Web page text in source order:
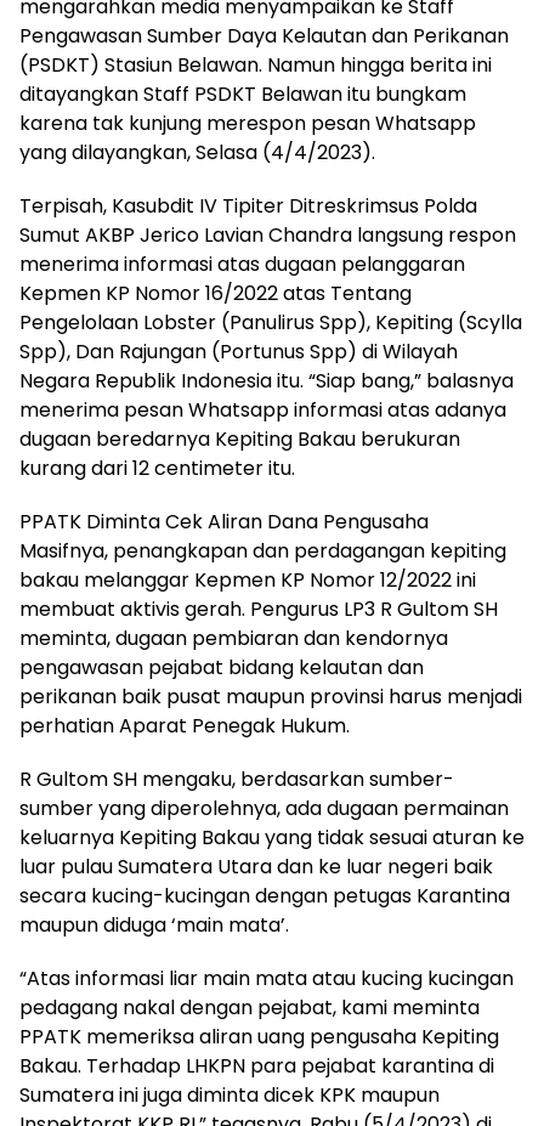
mengarahkan media menyampaikan ke Staff
Pengawasan Sumber Daya Kelautan dan Perikanan
(PSDKT) Stasiun Belawan. Namun hingga berita ini
ditayangkan Staff PSDKT Belawan itu bungkam
karena tak kunjung merespon pesan Whatsapp
yang dilayangkan, Selasa (4/4/2023).
Terpisah, Kasubdit IV Tipiter Ditreskrimsus Polda
Sumut AKBP Jerico Lavian Chandra langsung respon
menerima informasi atas dugaan pelanggaran
Kepmen KP Nomor 16/2022 atas Tentang
Pengelolaan Lobster (Panulirus Spp), Kepiting (Scylla
Spp), Dan Rajungan (Portunus Spp) di Wilayah
Negara Republik Indonesia itu. “Siap bang,” balasnya
menerima pesan Whatsapp informasi atas adanya
dugaan beredarnya Kepiting Bakau berukuran
kurang dari 12 centimeter itu.
PPATK Diminta Cek Aliran Dana Pengusaha
Masifnya, penangkapan dan perdagangan kepiting
bakau melanggar Kepmen KP Nomor 12/2022 ini
membuat aktivis gerah. Pengurus LP3 R Gultom SH
meminta, dugaan pembiaran dan kendornya
pengawasan pejabat bidang kelautan dan
perikanan baik pusat maupun provinsi harus menjadi
perhatian Aparat Penegak Hukum.
R Gultom SH mengaku, berdasarkan sumber-
sumber yang diperolehnya, ada dugaan permainan
keluarnya Kepiting Bakau yang tidak sesuai aturan ke
luar pulau Sumatera Utara dan ke luar negeri baik
secara kucing-kucingan dengan petugas Karantina
maupun diduga ‘main mata’.
“Atas informasi liar main mata atau kucing kucingan
pedagang nakal dengan pejabat, kami meminta
PPATK memeriksa aliran uang pengusaha Kepiting
Bakau. Terhadap LHKPN para pejabat karantina di
Sumatera ini juga diminta dicek KPK maupun